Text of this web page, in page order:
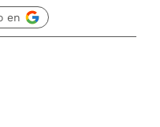
en